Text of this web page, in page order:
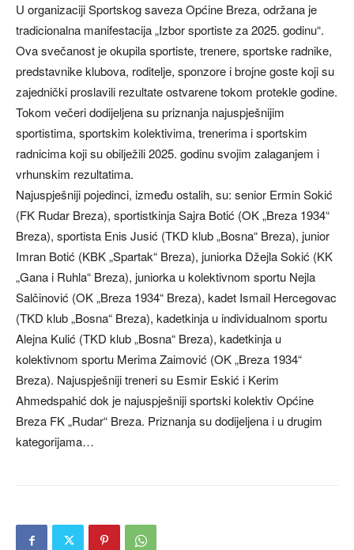
U organizaciji Sportskog saveza Općine Breza, održana je
tradicionalna manifestacija „Izbor sportiste za 2025. godinu“.
Ova svečanost je okupila sportiste, trenere, sportske radnike,
predstavnike klubova, roditelje, sponzore i brojne goste koji su
zajednički proslavili rezultate ostvarene tokom protekle godine.
Tokom večeri dodijeljena su priznanja najuspješnijim
sportistima, sportskim kolektivima, trenerima i sportskim
radnicima koji su obilježili 2025. godinu svojim zalaganjem i
vrhunskim rezultatima.
Najuspješniji pojedinci, između ostalih, su: senior Ermin Sokić
(FK Rudar Breza), sportistkinja Sajra Botić (OK „Breza 1934“
Breza), sportista Enis Jusić (TKD klub „Bosna“ Breza), junior
Imran Botić (KBK „Spartak“ Breza), juniorka Džejla Sokić (KK
„Gana i Ruhla“ Breza), juniorka u kolektivnom sportu Nejla
Salčinović (OK „Breza 1934“ Breza), kadet Ismail Hercegovac
(TKD klub „Bosna“ Breza), kadetkinja u individualnom sportu
Alejna Kulić (TKD klub „Bosna“ Breza), kadetkinja u
kolektivnom sportu Merima Zaimović (OK „Breza 1934“
Breza). Najuspješniji treneri su Esmir Eskić i Kerim
Ahmedspahić dok je najuspješniji sportski kolektiv Općine
Breza FK „Rudar“ Breza. Priznanja su dodijeljena i u drugim
kategorijama…